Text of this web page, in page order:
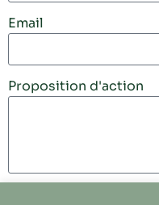
Email
Proposition d'action